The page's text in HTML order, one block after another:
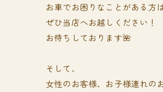
お車でお困りなことがある方は
ぜひ当店へお越しください！
お待ちしております🌺
そして、
女性のお客様、お子様連れの